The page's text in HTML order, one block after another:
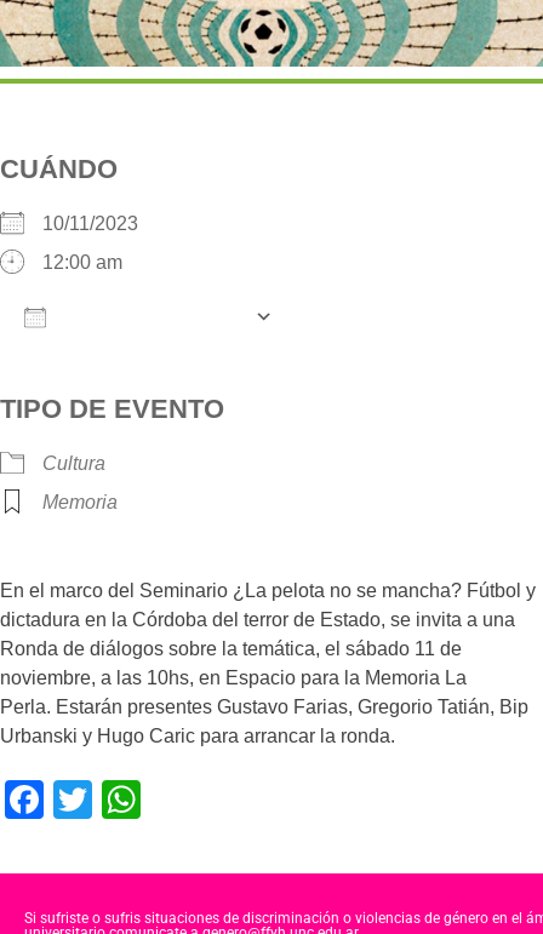
CUÁNDO
10/11/2023
12:00 am
TIPO DE EVENTO
Cultura
Memoria
En el marco del Seminario ¿La pelota no se mancha? Fútbol y
dictadura en la Córdoba del terror de Estado, se invita a una
Ronda de diálogos sobre la temática, el sábado 11 de
noviembre, a las 10hs, en Espacio para la Memoria La
Perla. Estarán presentes Gustavo Farias, Gregorio Tatián, Bip
Urbanski y Hugo Caric para arrancar la ronda.
F
c
e
T
tt
er
at
s
Si sufriste o sufris situaciones de discriminación o violencias de género en el